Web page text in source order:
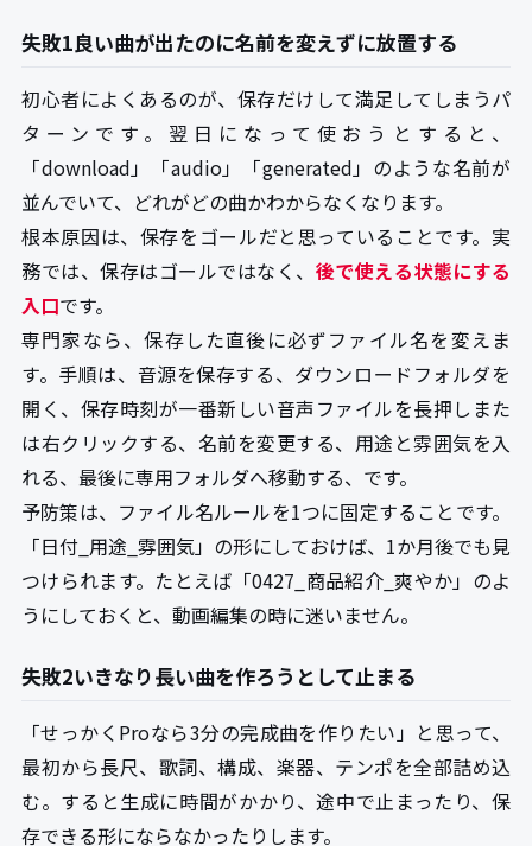
失敗1良い曲が出たのに名前を変えずに放置する
初心者によくあるのが、保存だけして満足してしまうパ
ターンです。翌日になって使おうとすると、
「download」「audio」「generated」のような名前が
並んでいて、どれがどの曲かわからなくなります。
根本原因は、保存をゴールだと思っていることです。実
務では、保存はゴールではなく、 後で使える状態にする
入口です。
専門家なら、保存した直後に必ずファイル名を変えま
す。手順は、音源を保存する、ダウンロードフォルダを
開く、保存時刻が一番新しい音声ファイルを長押しまた
は右クリックする、名前を変更する、用途と雰囲気を入
れる、最後に専用フォルダへ移動する、です。
予防策は、ファイル名ルールを1つに固定することです。
「日付_用途_雰囲気」の形にしておけば、1か月後でも見
つけられます。たとえば「0427_商品紹介_爽やか」のよ
うにしておくと、動画編集の時に迷いません。
失敗2いきなり長い曲を作ろうとして止まる
「せっかくProなら3分の完成曲を作りたい」と思って、
最初から長尺、歌詞、構成、楽器、テンポを全部詰め込
む。すると生成に時間がかかり、途中で止まったり、保
存できる形にならなかったりします。